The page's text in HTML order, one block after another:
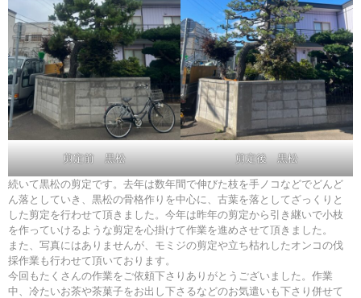
剪定前 黒松 剪定後 黒松
続いて黒松の剪定です。去年は数年間で伸びた枝を手ノコなどでどんど
ん落としていき、黒松の骨格作りを中心に、古葉を落としてざっくりと
した剪定を行わせて頂きました。今年は昨年の剪定から引き継いで小枝
を作っていけるような剪定を心掛けて作業を進めさせて頂きました。
また、写真にはありませんが、モミジの剪定や立ち枯れしたオンコの伐
採作業も行わせて頂いております。
今回もたくさんの作業をご依頼下さりありがとうございました。作業
中、冷たいお茶や茶菓子をお出し下さるなどのお気遣いも下さり併せて